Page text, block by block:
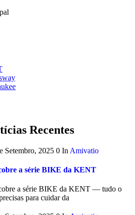
Recentes
Setembro, 2025 0 In Amivatio
a série BIKE da KENT
a série BIKE da KENT — tudo o
para cuidar da